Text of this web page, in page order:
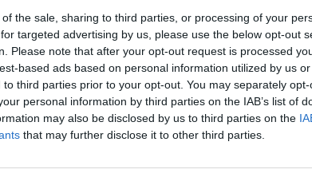
the sale, sharing to third parties, or processing of your
targeted advertising by us, please use the below opt-out
Please note that after your opt-out request is processed
based ads based on personal information utilized by us
to third parties prior to your opt-out. You may separately
personal information by third parties on the IAB’s list of
may also be disclosed by us to third parties on the
that may further disclose it to other third parties.
stromovou, ale i
Ochráncům
v lokalitě
stromové, ačkoli
tak
tento druh vhodné.
předmětem